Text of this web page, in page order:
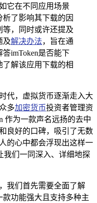
它在不同应用场景
了影响其下载的因
，同时或许还提及
及解决办法，旨在通
imToken是否能下
解该应用下载的相
代，虚拟货币逐渐走入大
多加密货币投资者管理资
作为一款声名远扬的去中
良好的口碑，吸引了无数
的心中都会浮现出这样一
我们一同深入、详细地探
我们首先需要全面了解
款功能强大且支持多种主